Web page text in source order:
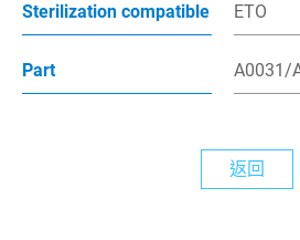
Sterilization compatible ETO
Part A0031/
返回
繁體中文
English